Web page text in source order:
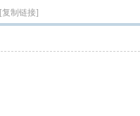
[复制链接]